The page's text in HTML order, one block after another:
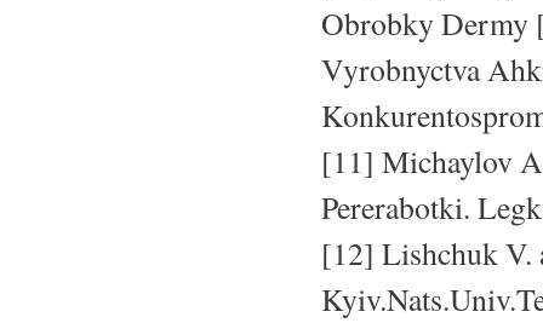
Obrobky Dermy
Vyrobnyctva
[11] Michaylov
Pererabotki.
[12] Lishchuk V.